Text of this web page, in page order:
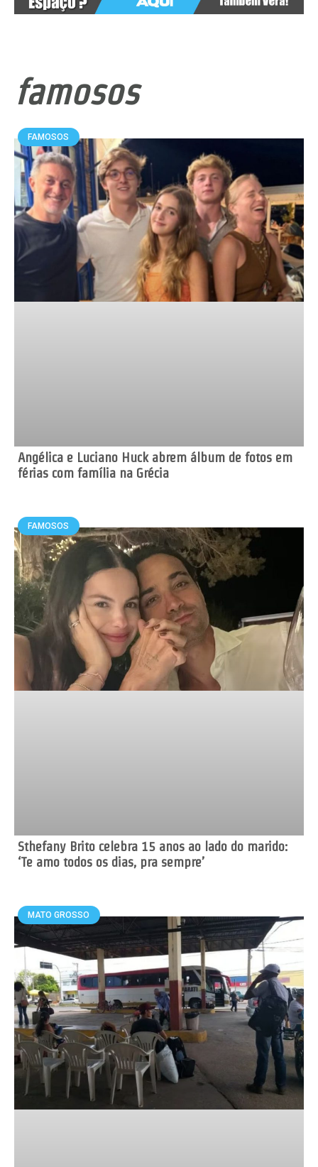
famosos
FAMOSOS
Angélica e Luciano Huck abrem álbum de fotos em
férias com família na Grécia
FAMOSOS
Sthefany Brito celebra 15 anos ao lado do marido:
‘Te amo todos os dias, pra sempre’
MATO GROSSO